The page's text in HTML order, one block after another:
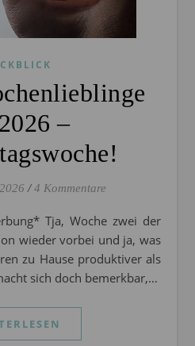
–
/ 4 Kommentare
wieder vorbei und ja, was
zu Hause produktiver als
sich doch bemerkbar,…